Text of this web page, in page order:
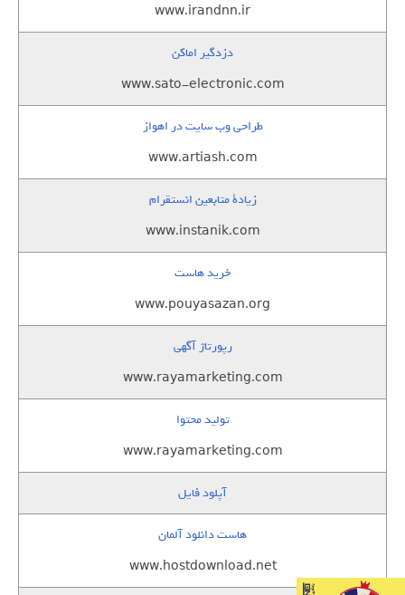
www.irandnn.ir
دزدگیر اماکن
www.sato-electronic.com
طراحی وب سایت در اهواز
www.artiash.com
زيادة متابعين انستقرام
www.instanik.com
خرید هاست
www.pouyasazan.org
رپورتاژ آگهی
www.rayamarketing.com
تولید محتوا
www.rayamarketing.com
آپلود فایل
هاست دانلود آلمان
www.hostdownload.net